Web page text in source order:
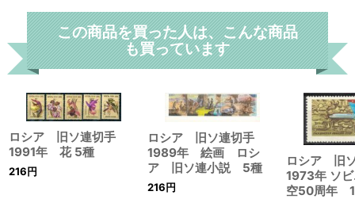
この商品を買った人は、こんな商品
も買っています
ロシア 旧ソ連切手
1991年 花 5種
216円
ロシア 旧ソ連切手
1989年 絵画 ロシ
ア 旧ソ連小説 5種
216円
ロシア 旧
1973年 ソ
空50周年